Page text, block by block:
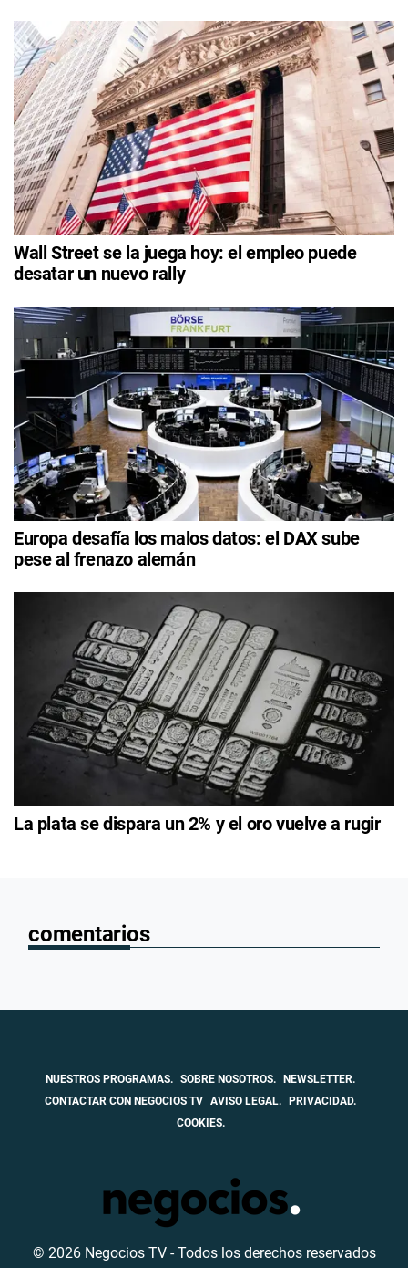
Wall Street se la juega hoy: el empleo puede
desatar un nuevo rally
Europa desafía los malos datos: el DAX sube
pese al frenazo alemán
La plata se dispara un 2% y el oro vuelve a rugir
comentarios
NUESTROS PROGRAMAS. SOBRE NOSOTROS.
NEWSLETTER.
CONTACTAR CON NEGOCIOS TV AVISO LEGAL.
PRIVACIDAD.
COOKIES.
© 2026 Negocios TV - Todos los derechos reservados